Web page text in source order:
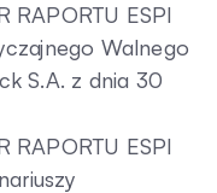
RAPORTU ESPI
Walnego
S.A. z dnia 30
RAPORTU ESPI